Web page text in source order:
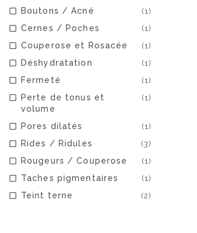
Boutons / Acné (1)
Cernes / Poches (1)
Couperose et Rosacée (1)
Déshydratation (1)
Fermeté (1)
Perte de tonus et
volume
(1)
Pores dilatés (1)
Rides / Ridules (3)
Rougeurs / Couperose (1)
Taches pigmentaires (1)
Teint terne (2)